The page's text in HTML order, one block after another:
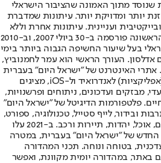
שנוסד מתוך האמונה שהציבור הישראלי
יותר ומדויקת יותר. עיתונות שמדברת
ועניינית. עיתונות אחרת וללא
תשלום. המהדורה המודפסת הראשונה פורסמה ב-30 ביולי 2007, וב-2010
בעל שיעור החשיפה הגבוה ביותר בימי
אדלסון. העורך הראשי הוא עמר לחמנוביץ,
אתרי האינטרנט של "ישראל היום" בעברית
ובאנגלית, כמו כן היישומונים (אפליקציות) לאנדרואיד ול-iOS, מציגים
מבזקים ועדכונים, ניתוחים ופרשנויות,
פלטפורמות הדיגיטל של "ישראל היום"
ובידור, לייף סטייל, טכנולוגיה, ספורט,
כלכלה וצרכנות, בריאות, חיילים, אוכל, יהדות, תיירות ורכב. ב-2021 עלו
החדש של "ישראל היום" בעברית, במטרה
בטוחה ונוחה. תכני המהדורה
באתר, במהדורה יומית מקוונת, ואפשר